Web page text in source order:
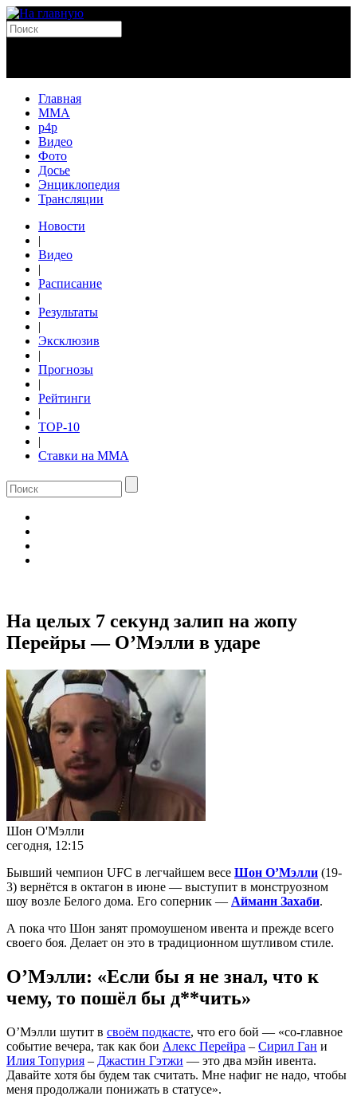
Главная
MMA
p4p
Видео
Фото
Досье
Энциклопедия
Трансляции
Новости
|
Видео
|
Расписание
|
Результаты
|
Эксклюзив
|
Прогнозы
|
Рейтинги
|
TOP-10
|
Ставки на ММА
На целых 7 секунд залип на жопу
Перейры — О’Мэлли в ударе
Шон О'Мэлли
сегодня, 12:15
Бывший чемпион UFC в легчайшем весе Шон О’Мэлли (19-
3) вернётся в октагон в июне — выступит в монструозном
шоу возле Белого дома. Его соперник — Айманн Захаби.
А пока что Шон занят промоушеном ивента и прежде всего
своего боя. Делает он это в традиционном шутливом стиле.
О’Мэлли: «Если бы я не знал, что к
чему, то пошёл бы д**чить»
О’Мэлли шутит в своём подкасте, что его бой — «со-главное
событие вечера, так как бои Алекс Перейра – Сирил Ган и
Илия Топурия – Джастин Гэтжи — это два мэйн ивента.
Давайте хотя бы будем так считать. Мне нафиг не надо, чтобы
меня продолжали понижать в статусе».